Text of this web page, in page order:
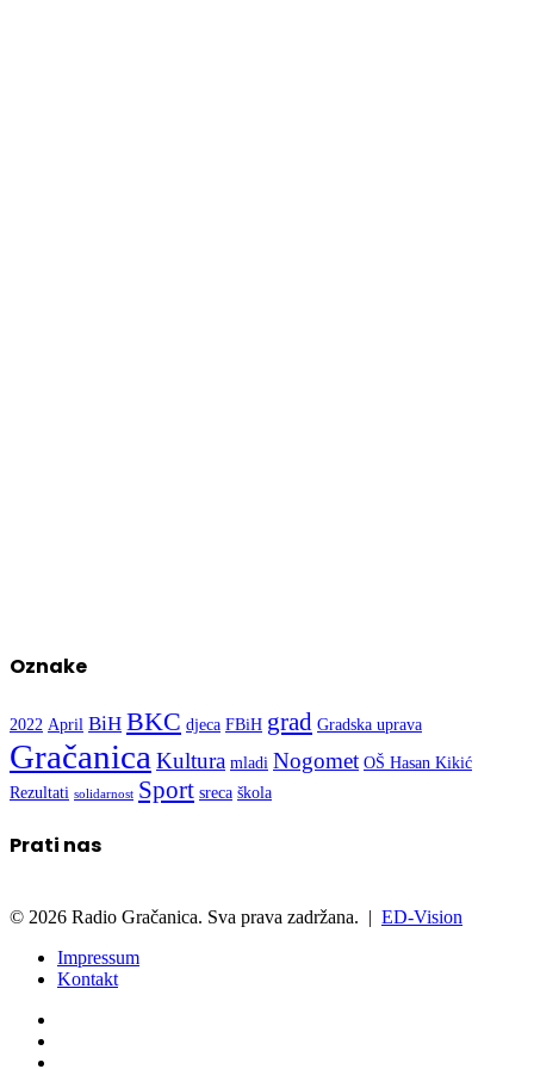
Oznake
2022 April BiH BKC djeca FBiH grad Gradska uprava
GračanicaKultura mladi Nogomet OŠ Hasan Kikić
Rezultati solidarnost Sport sreca škola
Prati nas
© 2026 Radio Gračanica. Sva prava zadržana. | ED-Vision
Impressum
Kontakt